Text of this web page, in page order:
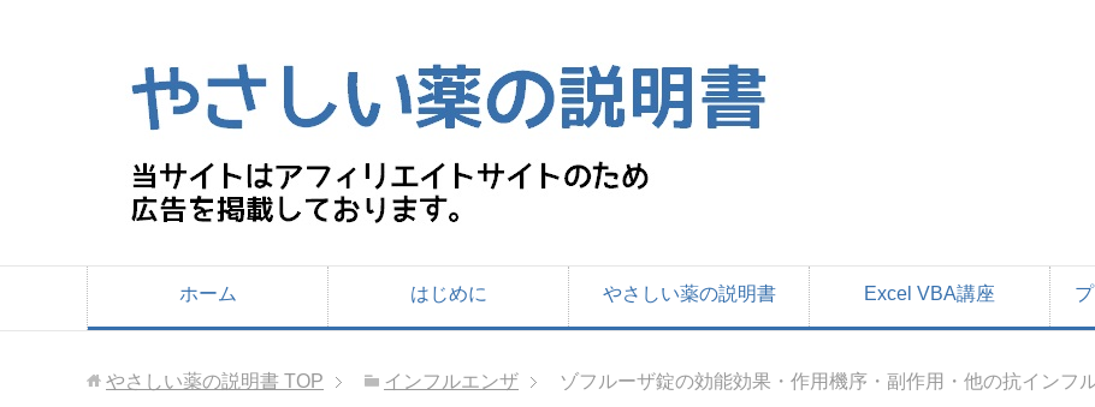
ホーム はじめに やさしい薬の説明書 Excel VBA講座
やさしい薬の説明書 TOP インフルエンザ ゾフルーザ錠の効能効果・作用機序・副作用・他の抗インフ